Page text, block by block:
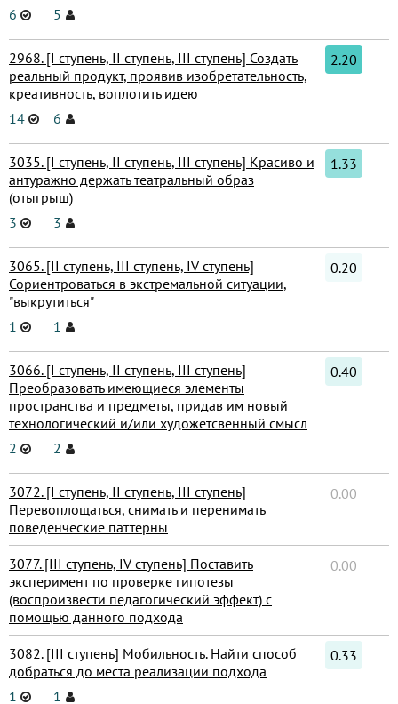
6
5
2968. [I ступень, II ступень, III ступень] Создать
реальный продукт, проявив изобретательность,
креативность, воплотить идею
14
6
2.20
3035. [I ступень, II ступень, III ступень] Красиво и
антуражно держать театральный образ
(отыгрыш)
3
3
1.33
3065. [II ступень, III ступень, IV ступень]
Сориентроваться в экстремальной ситуации,
"выкрутиться"
1
1
0.20
3066. [I ступень, II ступень, III ступень]
Преобразовать имеющиеся элементы
пространства и предметы, придав им новый
технологический и/или художетсвенный смысл
2
2
0.40
3072. [I ступень, II ступень, III ступень]
Перевоплощаться, снимать и перенимать
поведенческие паттерны
0.00
3077. [III ступень, IV ступень] Поставить
эксперимент по проверке гипотезы
(воспроизвести педагогический эффект) с
помощью данного подхода
0.00
3082. [III ступень] Мобильность. Найти способ
добраться до места реализации подхода
1
1
0.33